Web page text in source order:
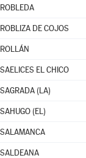
ROBLEDA
ROBLIZA DE COJOS
ROLLÁN
SAELICES EL CHICO
SAGRADA (LA)
SAHUGO (EL)
SALAMANCA
SALDEANA